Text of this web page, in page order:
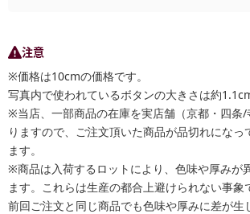
注意
※価格は10cmの価格です。
写真内で使われているボタンの大きさは約
※当店、一部商品の在庫を実店舗（京都・四条/
りますので、ご注文頂いた商品が品切れになっ
ます。
※商品は入荷するロットにより、色味や厚みが
ます。これらは生産の都合上避けられない事象
前回ご注文と同じ商品でも色味や厚みに差が生